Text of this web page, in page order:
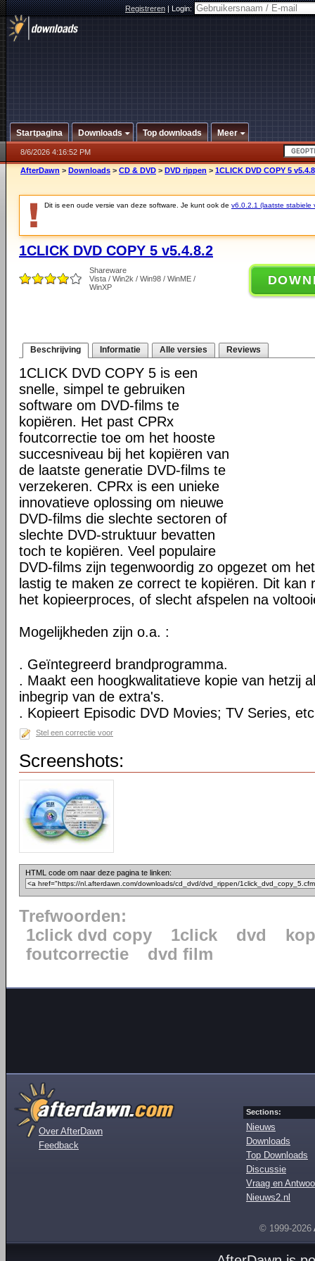
Registreren|Login:
Startpagina Downloads Top downloads Meer
8/6/2026 4:16:52 PM
AfterDawn > Downloads > CD & DVD > DVD rippen > 1CLICK DVD COPY 5
Dit is een oude versie van deze software. Je kunt ook de v6.0.2.1 (laatste stabiele
1CLICK DVD COPY 5 v5.4.8.2
Shareware
Vista / Win2k / Win98 / WinME /
WinXP
Beschrijving Informatie Alle versies Reviews
1CLICK DVD COPY 5 is een
snelle, simpel te gebruiken
software om DVD-films te
kopiëren. Het past CPRx
foutcorrectie toe om het hooste
succesniveau bij het kopiëren van
de laatste generatie DVD-films te
verzekeren. CPRx is een unieke
innovatieve oplossing om nieuwe
DVD-films die slechte sectoren of
slechte DVD-struktuur bevatten
toch te kopiëren. Veel populaire
DVD-films zijn tegenwoordig zo opgezet om
lastig te maken ze correct te kopiëren. Dit kan
het kopieerproces, of slecht afspelen na
Mogelijkheden zijn o.a. :
. Geïntegreerd brandprogramma.
. Maakt een hoogkwalitatieve kopie van hetzij
inbegrip van de extra's.
. Kopieert Episodic DVD Movies; TV Series,
Stel een correctie voor
Screenshots:
HTML code om naar deze pagina te linken:
Trefwoorden:
1click dvd copy
1click dvd
foutcorrectie
dvd film
Over AfterDawn
Feedback
Sections:
Nieuws
Downloads
Top Downloads
Discussie
Vraag en
Nieuws2.nl
© 1999-2026